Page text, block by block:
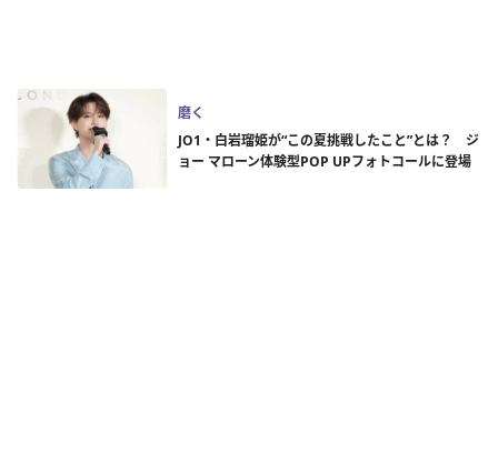
磨く
JO1・白岩瑠姫が“この夏挑戦したこと”とは？ ジ
ョー マローン体験型POP UPフォトコールに登場